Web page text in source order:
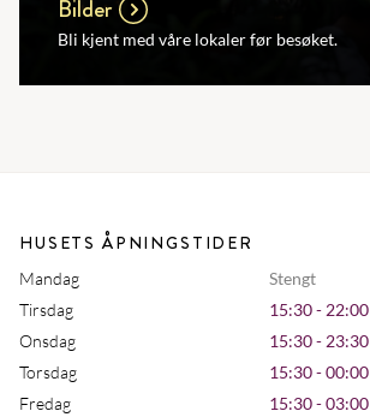
Bilder
Bli kjent med våre lokaler før besøket.
HUSETS ÅPNINGSTIDER
Mandag
Stengt
Tirsdag
15:30 - 22:00
Onsdag
15:30 - 23:30
Torsdag
15:30 - 00:00
Fredag
15:30 - 03:00